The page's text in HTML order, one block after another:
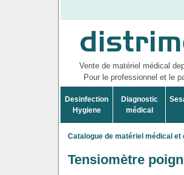
Vente de matériel médical
Pour le professionnel et le
Desinfection
Hygiene
Diagnostic
médical
Catalogue de matériel médical
Tensiomètre